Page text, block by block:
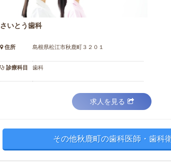
さいとう歯科
住所 島根県松江市秋鹿町３２０１
診療科目 歯科
求人を見る
その他秋鹿町の歯科医師・歯科